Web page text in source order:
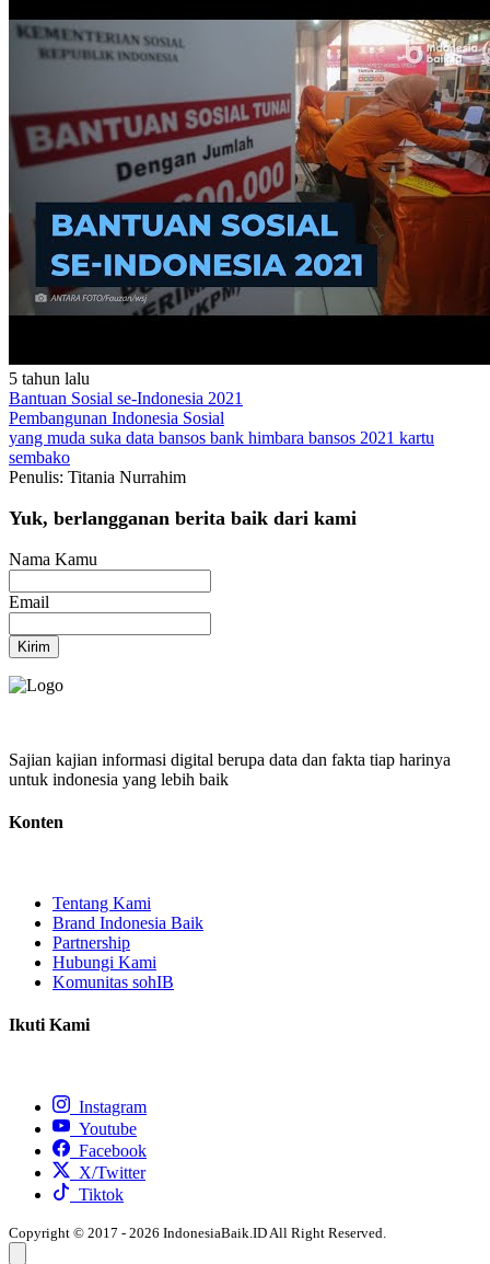
5 tahun lalu
Bantuan Sosial se-Indonesia 2021
Pembangunan Indonesia Sosial
yang muda suka data bansos bank himbara bansos 2021 kartu
sembako
Penulis: Titania Nurrahim
Yuk, berlangganan berita baik dari kami
Nama Kamu
Email
Kirim
Sajian kajian informasi digital berupa data dan fakta tiap harinya
untuk indonesia yang lebih baik
Konten
Tentang Kami
Brand Indonesia Baik
Partnership
Hubungi Kami
Komunitas sohIB
Ikuti Kami
Instagram
Youtube
Facebook
X/Twitter
Tiktok
Copyright © 2017 - 2026 IndonesiaBaik.ID All Right Reserved.